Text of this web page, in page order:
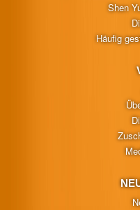
Shen
Häufig